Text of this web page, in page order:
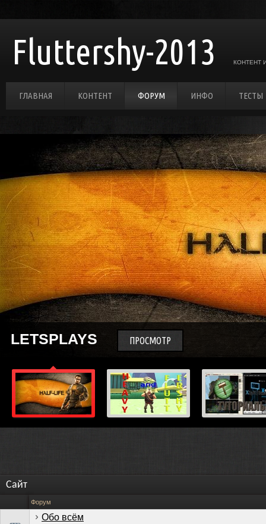
Fluttershy-2013 КОНТЕНТ
ГЛАВНАЯ КОНТЕНТ ФОРУМ ИНФО ТЕСТЫ
LETSPLAYS ПРОСМОТР
Сайт
Форум
Обо всём